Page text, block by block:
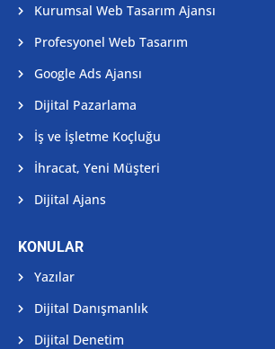
Kurumsal Web Tasarım Ajansı
Profesyonel Web Tasarım
Google Ads Ajansı
Dijital Pazarlama
İş ve İşletme Koçluğu
İhracat, Yeni Müşteri
Dijital Ajans
KONULAR
Yazılar
Dijital Danışmanlık
Dijital Denetim